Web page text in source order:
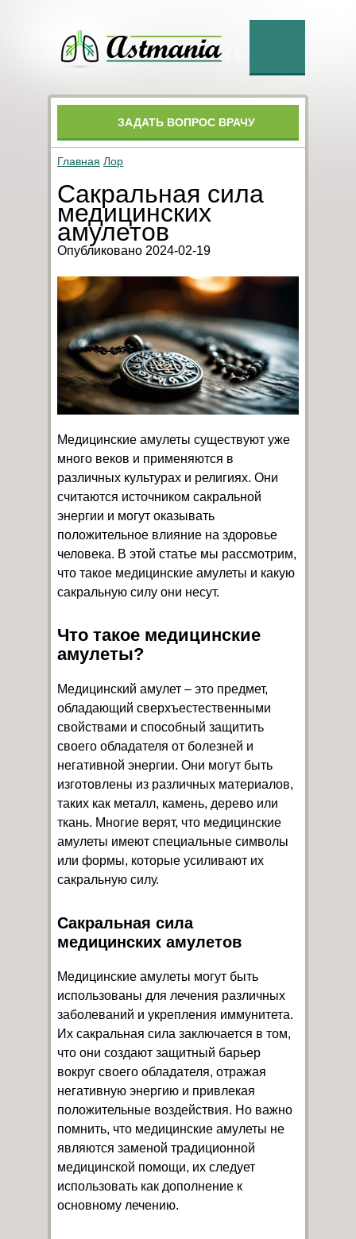
ЗАДАТЬ ВОПРОС ВРАЧУ
Главная Лор
Сакральная сила
медицинских
амулетов
Опубликовано 2024-02-19
Медицинские амулеты существуют уже
много веков и применяются в
различных культурах и религиях. Они
считаются источником сакральной
энергии и могут оказывать
положительное влияние на здоровье
человека. В этой статье мы рассмотрим,
что такое медицинские амулеты и какую
сакральную силу они несут.
Что такое медицинские
амулеты?
Медицинский амулет – это предмет,
обладающий сверхъестественными
свойствами и способный защитить
своего обладателя от болезней и
негативной энергии. Они могут быть
изготовлены из различных материалов,
таких как металл, камень, дерево или
ткань. Многие верят, что медицинские
амулеты имеют специальные символы
или формы, которые усиливают их
сакральную силу.
Сакральная сила
медицинских амулетов
Медицинские амулеты могут быть
использованы для лечения различных
заболеваний и укрепления иммунитета.
Их сакральная сила заключается в том,
что они создают защитный барьер
вокруг своего обладателя, отражая
негативную энергию и привлекая
положительные воздействия. Но важно
помнить, что медицинские амулеты не
являются заменой традиционной
медицинской помощи, их следует
использовать как дополнение к
основному лечению.